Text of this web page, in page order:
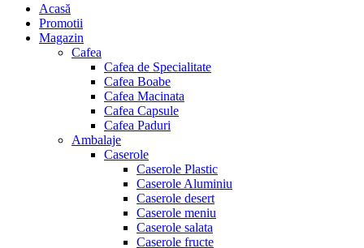
Menu
Acasă
Promotii
Magazin
Cafea
Cafea de Specialitate
Cafea Boabe
Cafea Macinata
Cafea Capsule
Cafea Paduri
Ambalaje
Caserole
Caserole Plastic
Caserole Aluminiu
Caserole desert
Caserole meniu
Caserole salata
Caserole fructe